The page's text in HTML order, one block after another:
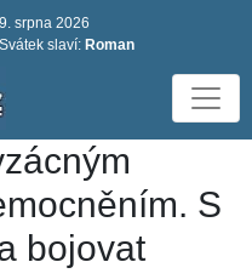
9. srpna 2026
Svátek slaví: Roman
S
bojovat